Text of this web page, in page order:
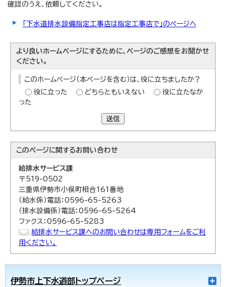
確認のうえ、依頼してください。
「下水道排水設備指定工事店は指定工事店で」のページへ
より良いホームページにするために、ページのご感想をお聞かせ
ください。
このホームページ（本ページを含む）は、役に立ちましたか？
役に立った
どちらともいえない
役に立たなか
った
送信
このページに関するお問い合わせ
給排水サービス課
〒519-0502
三重県伊勢市小俣町相合161番地
（給水係）電話：0596-65-5263
（排水設備係）電話：0596-65-5264
ファクス：0596-65-5283
給排水サービス課へのお問い合わせは専用フォームをご利
用ください。
伊勢市上下水道部トップページ